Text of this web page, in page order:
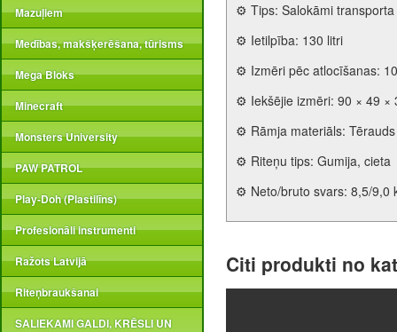
Mazuļiem
Medības, makšķerēšana, tūrisms
Mega Bloks
Minecraft
Monsters University
PAW PATROL
Play-Doh (Plastilīns)
Profesionāli instrumenti
Ražots Latvijā
Riteņbraukšanai
SALIEKAMI GALDI, KRĒSLI UN
⚙️ Tips: Salokāmi
⚙️ Ietilpība: 130 litri
⚙️ Izmēri pēc atlocīšanas:
⚙️ Iekšējie izmēri: 90 × 49 ×
⚙️ Rāmja materiāls: Tērauds
⚙️ Riteņu tips: Gumija, cieta
⚙️ Neto/bruto svars: 8,5/9,0
Citi produkti no